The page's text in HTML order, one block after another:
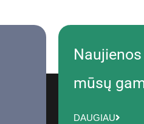
mūsų
DAUGIAU